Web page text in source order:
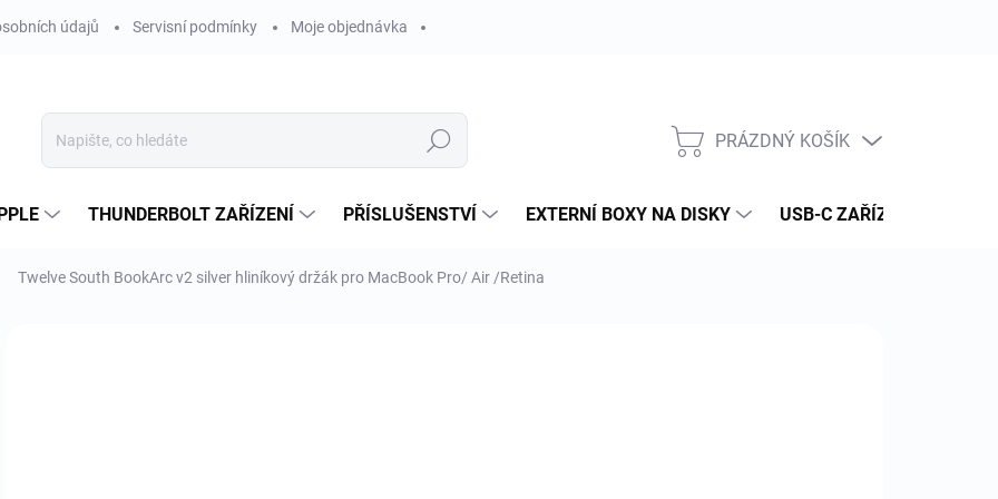
údajů Servisní podmínky Moje objednávka
Hledat
NÁKUPNÍ
PRÁZDNÝ KOŠÍK
THUNDERBOLT ZAŘÍZENÍ PŘÍSLUŠENSTVÍ EXTERNÍ BOXY NA DISKY USB-C ZAŘÍZENÍ
Twelve South BookArc v2 silver hliníkový držák pro MacBook Pro/ Air /Retina